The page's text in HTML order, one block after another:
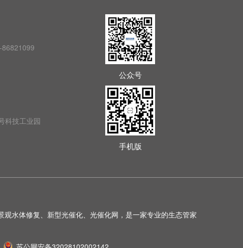
科技工业园
公众号
手机版
水体修复、新型光催化、光催化网，是一家专业的生态管家